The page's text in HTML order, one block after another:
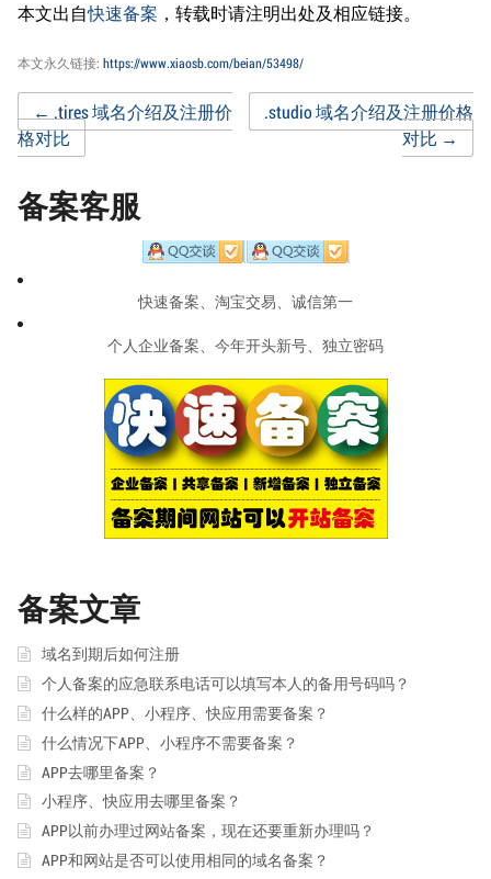
本文出自快速备案 ，转载时请注明出处及相应链接。
本文永久链接: https://www.xiaosb.com/beian/53498/
Post
navigation
← .tires 域名介绍及注册价
格对比
.studio 域名介绍及注册价格
对比→
备案客服
快速备案、淘宝交易、诚信第一
个人企业备案、今年开头新号、独立密码
备案文章
域名到期后如何注册
个人备案的应急联系电话可以填写本人的备用号码吗？
什么样的APP、小程序、快应用需要备案？
什么情况下APP、小程序不需要备案？
APP去哪里备案？
小程序、快应用去哪里备案？
APP以前办理过网站备案，现在还要重新办理吗？
APP和网站是否可以使用相同的域名备案？